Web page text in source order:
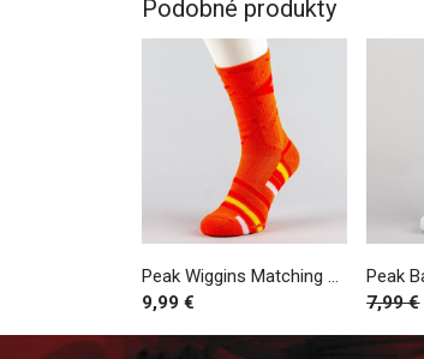
Podobné produkty
Peak Wiggins Matching Basketball Socks Burning Orange
9,99 €
7,99 €